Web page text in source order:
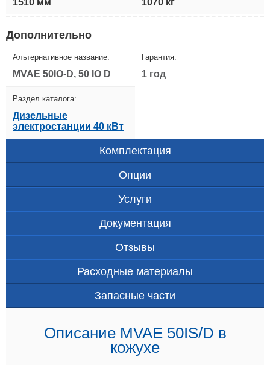
Дополнительно
Альтернативное название:
MVAE 50IO-D, 50 IO D
Гарантия:
1 год
Раздел каталога:
Дизельные
электростанции 40 кВт
Комплектация
Опции
Услуги
Документация
Отзывы
Расходные материалы
Запасные части
Описание MVAE 50IS/D в
кожухе